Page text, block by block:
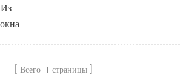
Всего 1 страницы